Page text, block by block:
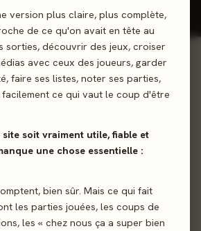
version plus claire, plus complète,
de ce qu'on avait en tête au
sorties, découvrir des jeux, croiser
avec ceux des joueurs, garder
faire ses listes, noter ses parties,
ce qui vaut le coup d'être
soit vraiment utile, fiable et
une chose essentielle :
bien sûr. Mais ce qui fait
les parties jouées, les coups de
les « chez nous ça a super bien
de l'humanité ? Dans Dystopia,
parmi vous, réussira à éliminer le
de son continent pour sauver
meilleures alliées pour remporter la